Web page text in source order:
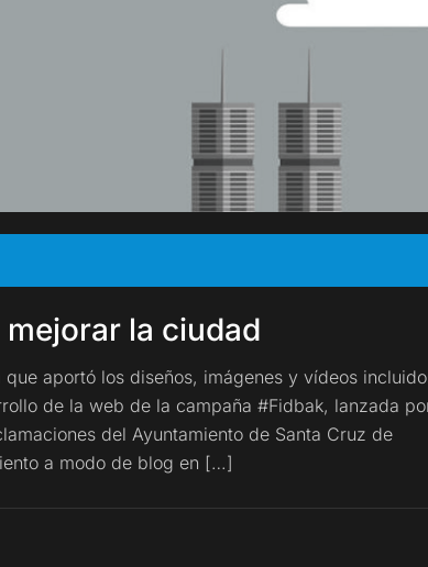
la ciudad
aportó los diseños, imágenes y vídeos
de la web de la campaña #Fidbak, lanzada
del Ayuntamiento de Santa Cruz de
a modo de blog en […]